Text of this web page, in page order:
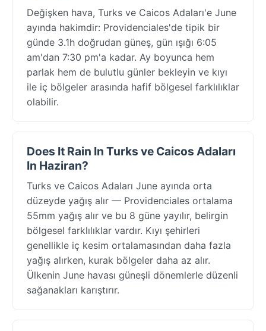
Değişken hava, Turks ve Caicos Adaları'e June
ayında hakimdir: Providenciales'de tipik bir
günde 3.1h doğrudan güneş, gün ışığı 6:05
am'dan 7:30 pm'a kadar. Ay boyunca hem
parlak hem de bulutlu günler bekleyin ve kıyı
ile iç bölgeler arasında hafif bölgesel farklılıklar
olabilir.
Does It Rain In Turks ve Caicos Adaları
In Haziran?
Turks ve Caicos Adaları June ayında orta
düzeyde yağış alır — Providenciales ortalama
55mm yağış alır ve bu 8 güne yayılır, belirgin
bölgesel farklılıklar vardır. Kıyı şehirleri
genellikle iç kesim ortalamasından daha fazla
yağış alırken, kurak bölgeler daha az alır.
Ülkenin June havası güneşli dönemlerle düzenli
sağanakları karıştırır.